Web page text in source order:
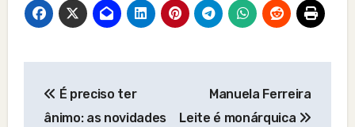
navigation
É preciso ter
ânimo: as novidades
Manuela Ferreira
Leite é monárquica